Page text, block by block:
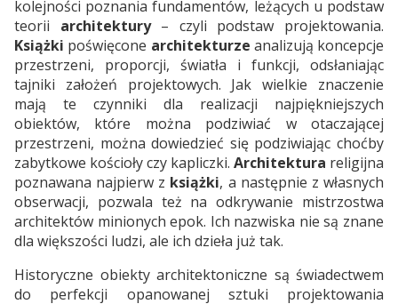
kolejności poznania fundamentów, leżących u podstaw
teorii architektury– czyli podstaw projektowania.
Książki poświęcone architekturze analizują koncepcje
przestrzeni, proporcji, światła i funkcji, odsłaniając
tajniki założeń projektowych. Jak wielkie znaczenie
mają te czynniki dla realizacji najpiękniejszych
obiektów, które można podziwiać w otaczającej
przestrzeni, można dowiedzieć się podziwiając choćby
zabytkowe kościoły czy kapliczki. Architektura religijna
poznawana najpierw z książki, a następnie z własnych
obserwacji, pozwala też na odkrywanie mistrzostwa
architektów minionych epok. Ich nazwiska nie są znane
dla większości ludzi, ale ich dzieła już tak.
Historyczne obiekty architektoniczne są świadectwem
do perfekcji opanowanej sztuki projektowania